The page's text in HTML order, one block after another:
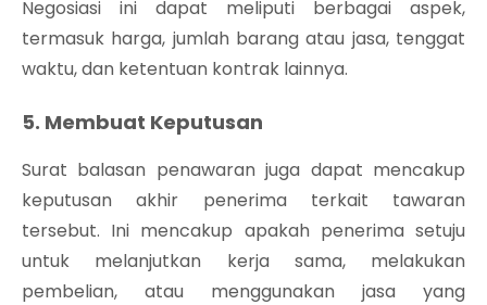
Negosiasi ini dapat meliputi berbagai aspek,
termasuk harga, jumlah barang atau jasa, tenggat
waktu, dan ketentuan kontrak lainnya.
5. Membuat Keputusan
Surat balasan penawaran juga dapat mencakup
keputusan akhir penerima terkait tawaran
tersebut. Ini mencakup apakah penerima setuju
untuk melanjutkan kerja sama, melakukan
pembelian, atau menggunakan jasa yang